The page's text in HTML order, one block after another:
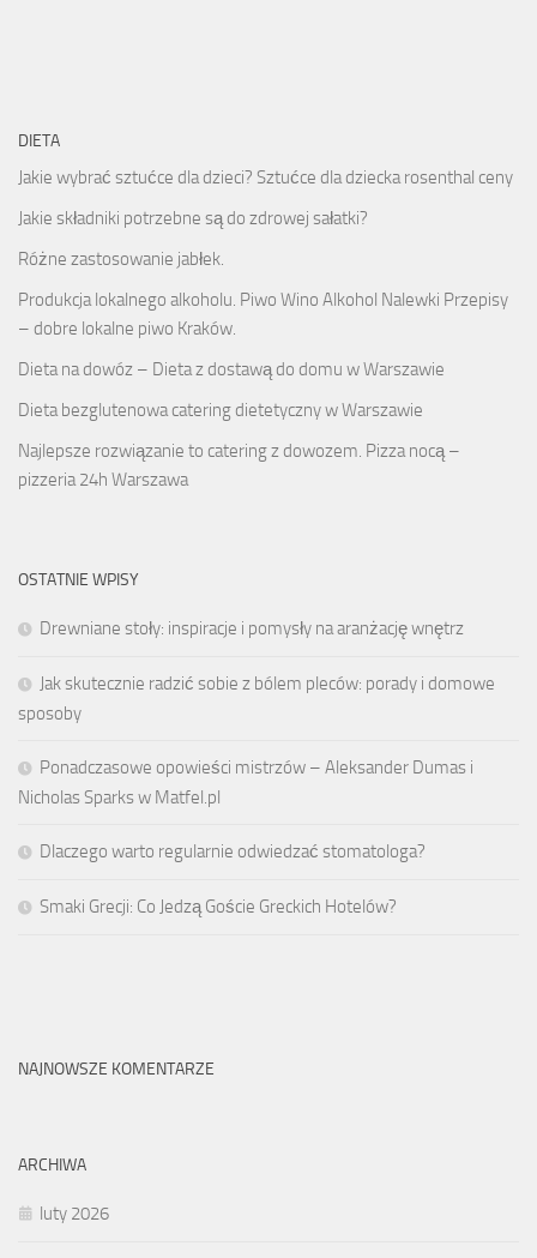
DIETA
Jakie wybrać sztućce dla dzieci? Sztućce dla dziecka rosenthal ceny
Jakie składniki potrzebne są do zdrowej sałatki?
Różne zastosowanie jabłek.
Produkcja lokalnego alkoholu. Piwo Wino Alkohol Nalewki Przepisy
– dobre lokalne piwo Kraków.
Dieta na dowóz – Dieta z dostawą do domu w Warszawie
Dieta bezglutenowa catering dietetyczny w Warszawie
Najlepsze rozwiązanie to catering z dowozem. Pizza nocą –
pizzeria 24h Warszawa
OSTATNIE WPISY
Drewniane stoły: inspiracje i pomysły na aranżację wnętrz
Jak skutecznie radzić sobie z bólem pleców: porady i domowe
sposoby
Ponadczasowe opowieści mistrzów – Aleksander Dumas i
Nicholas Sparks w Matfel.pl
Dlaczego warto regularnie odwiedzać stomatologa?
Smaki Grecji: Co Jedzą Goście Greckich Hotelów?
NAJNOWSZE KOMENTARZE
ARCHIWA
luty 2026